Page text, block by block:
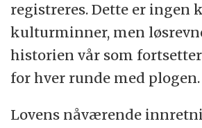
registreres. Dette er ingen
kulturminner, men
historien vår som
for hver runde med plogen.
Lovens nåværende